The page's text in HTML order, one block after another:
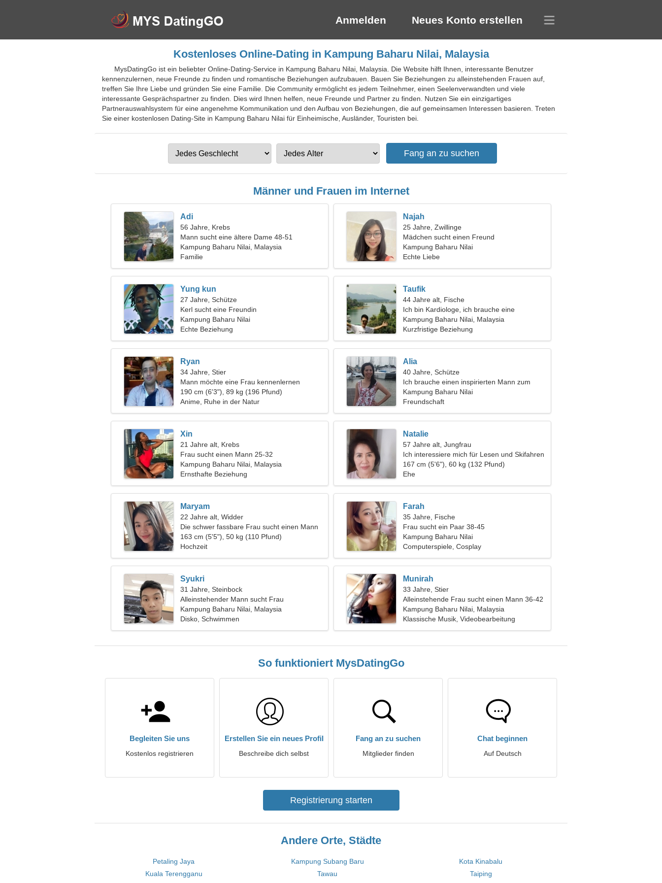
Anmelden Neues Konto erstellen
Kostenloses Online-Dating in Kampung Baharu Nilai, Malaysia
MysDatingGo ist ein beliebter Online-Dating-Service in Kampung Baharu Nilai, Malaysia. Die Website hilft Ihnen, interessante Benutzer
kennenzulernen, neue Freunde zu finden und romantische Beziehungen aufzubauen. Bauen Sie Beziehungen zu alleinstehenden Frauen auf,
treffen Sie Ihre Liebe und gründen Sie eine Familie. Die Community ermöglicht es jedem Teilnehmer, einen Seelenverwandten und viele
interessante Gesprächspartner zu finden. Dies wird Ihnen helfen, neue Freunde und Partner zu finden. Nutzen Sie ein einzigartiges
Partnerauswahlsystem für eine angenehme Kommunikation und den Aufbau von Beziehungen, die auf gemeinsamen Interessen basieren. Treten
Sie einer kostenlosen Dating-Site in Kampung Baharu Nilai für Einheimische, Ausländer, Touristen bei.
Männer und Frauen im Internet
Adi
56 Jahre, Krebs
Mann sucht eine ältere Dame 48-51
Kampung Baharu Nilai, Malaysia
Familie
Najah
25 Jahre, Zwillinge
Mädchen sucht einen Freund
Kampung Baharu Nilai
Echte Liebe
Yung kun
27 Jahre, Schütze
Kerl sucht eine Freundin
Kampung Baharu Nilai
Echte Beziehung
Taufik
44 Jahre alt, Fische
Ich bin Kardiologe, ich brauche eine
wunderschöne Frau
Kampung Baharu Nilai, Malaysia
Kurzfristige Beziehung
Ryan
34 Jahre, Stier
Mann möchte eine Frau kennenlernen
190 cm (6'3"), 89 kg (196 Pfund)
Anime, Ruhe in der Natur
Alia
40 Jahre, Schütze
Ich brauche einen inspirierten Mann zum
Reisen
Kampung Baharu Nilai
Freundschaft
Xin
21 Jahre alt, Krebs
Frau sucht einen Mann 25-32
Kampung Baharu Nilai, Malaysia
Ernsthafte Beziehung
Natalie
57 Jahre alt, Jungfrau
Ich interessiere mich für Lesen und Skifahren
167 cm (5'6"), 60 kg (132 Pfund)
Ehe
Maryam
22 Jahre alt, Widder
Die schwer fassbare Frau sucht einen Mann
163 cm (5'5"), 50 kg (110 Pfund)
Hochzeit
Farah
35 Jahre, Fische
Frau sucht ein Paar 38-45
Kampung Baharu Nilai
Computerspiele, Cosplay
Syukri
31 Jahre, Steinbock
Alleinstehender Mann sucht Frau
Kampung Baharu Nilai, Malaysia
Disko, Schwimmen
Munirah
33 Jahre, Stier
Alleinstehende Frau sucht einen Mann 36-42
Kampung Baharu Nilai, Malaysia
Klassische Musik, Videobearbeitung
So funktioniert MysDatingGo
Begleiten Sie uns
Kostenlos registrieren
Erstellen Sie ein neues Profil
Beschreibe dich selbst
Fang an zu suchen
Mitglieder finden
Chat beginnen
Auf Deutsch
Registrierung starten
Andere Orte, Städte
Petaling Jaya Kampung Subang Baru
Kota Kinabalu
Kuala Terengganu
Tawau
Taiping